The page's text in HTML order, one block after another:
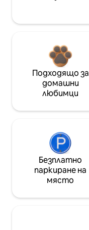
Подходящо за
домашни
любимци
Безплатно
паркиране на
място